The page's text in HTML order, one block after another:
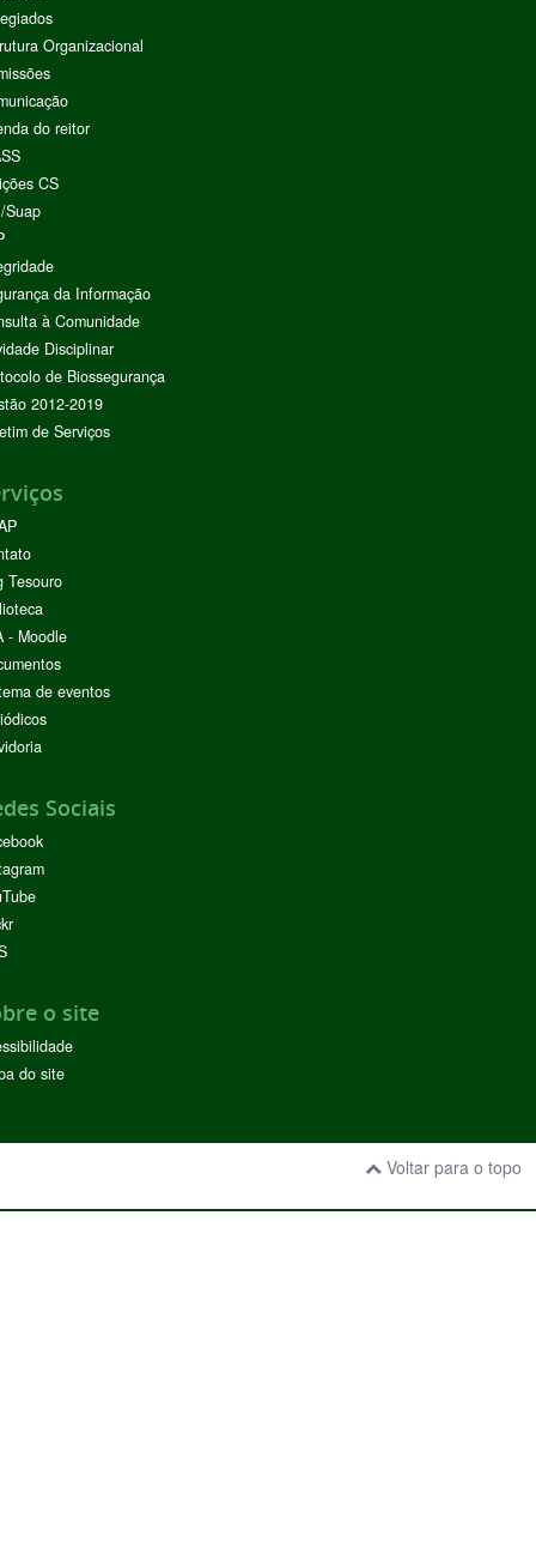
Organizacional
do reitor
CS
Suap
da Informação
à Comunidade
Disciplinar
de Biossegurança
2012-2019
de Serviços
Tesouro
- Moodle
de eventos
Sociais
o site
do site
Voltar para o topo